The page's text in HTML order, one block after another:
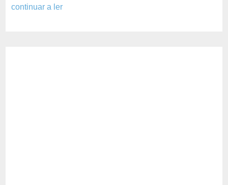
continuar a ler